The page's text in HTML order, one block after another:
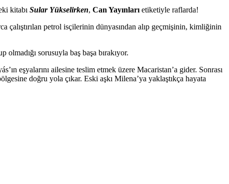
kitabı Sular Yükselirken, Can Yayınları etiketiyle raflarda!
petrol isçilerinin dünyasından alıp geçmişinin, kimliğinin
sorusuyla baş başa bırakıyor.
eşyalarını ailesine teslim etmek üzere Macaristan’a gider. Sonrası
doğru yola çıkar. Eski aşkı Milena’ya yaklaştıkça hayata